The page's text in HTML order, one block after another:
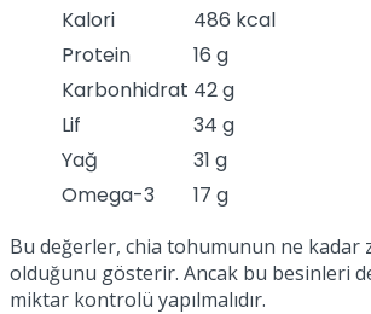
Kalori
486 kcal
Protein
16 g
Karbonhidrat 42 g
Lif
34 g
Yağ
31 g
Omega-3
17 g
Bu değerler, chia tohumunun ne kadar
olduğunu gösterir. Ancak bu besinleri
miktar kontrolü yapılmalıdır.